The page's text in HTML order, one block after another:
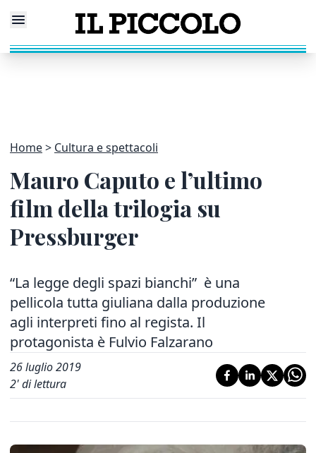
Home Cultura e spettacoli
Mauro Caputo e l’ultimo
film della trilogia su
Pressburger
“La legge degli spazi bianchi” è una
pellicola tutta giuliana dalla produzione
agli interpreti fino al regista. Il
protagonista è Fulvio Falzarano
26 luglio 2019
2' di lettura